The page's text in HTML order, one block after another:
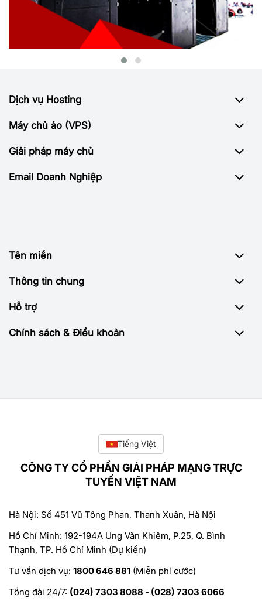
Dịch vụ Hosting
Máy chủ ảo (VPS)
Giải pháp máy chủ
Email Doanh Nghiệp
Tên miền
Thông tin chung
Hỗ trợ
Chính sách & Điều khoản
Tiếng Việt
CÔNG TY CỔ PHẦN GIẢI PHÁP MẠNG TRỰC
TUYẾN VIỆT NAM
Hà Nội: Số 451 Vũ Tông Phan, Thanh Xuân, Hà Nội
Hồ Chí Minh: 192-194A Ung Văn Khiêm, P.25, Q. Bình
Thạnh, TP. Hồ Chí Minh (Dự kiến)
Tư vấn dịch vụ: 1800 646 881 (Miễn phí cước)
Tổng đài 24/7: (024) 7303 8088 - (028) 7303 6066